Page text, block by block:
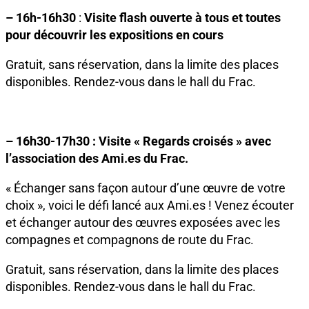
– 16h-16h30 : Visite flash ouverte à tous et toutes
pour découvrir les expositions en cours
Gratuit, sans réservation, dans la limite des places
disponibles. Rendez-vous dans le hall du Frac.
– 16h30-17h30 : Visite « Regards croisés » avec
l’association des Ami.es du Frac.
« Échanger sans façon autour d’une œuvre de votre
choix », voici le défi lancé aux Ami.es ! Venez écouter
et échanger autour des œuvres exposées avec les
compagnes et compagnons de route du Frac.
Gratuit, sans réservation, dans la limite des places
disponibles. Rendez-vous dans le hall du Frac.